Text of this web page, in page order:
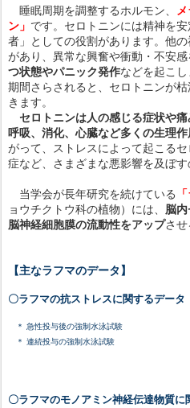
睡眠周期を調整するホルモン、
ン」 です。セロトニンには精神を
者」としての役割があります。他
があり、異常な興奮や衝動・不安感
つ状態やパニック発作などを起こ
期間さらされると、セロトニンが
きます。
セロトニンは人の感じる症状や痛
呼吸、消化、心臓など多くの生理作
がって、ストレスによって起こる
症など、さまざまな悪影響を及ぼす
当学会が長年研究を続けている
ョウチクトウ科の植物）には、 脳
脳神経細胞膜の流動性をアップさせ
【主なラフマのデータ】
〇ラフマの抗ストレスに関するデータ
＊ 急性投与後の強制水泳試験
＊ 連続投与の強制水泳試験
〇ラフマのモノアミン神経伝達物質に